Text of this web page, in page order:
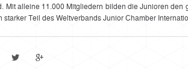
Mit alleine 11.000 Mitgliedern bilden die Junioren den
Teil des Weltverbands Junior Chamber